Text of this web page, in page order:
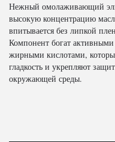
Нежный омолаживающий
высокую концентрацию
впитывается без липкой
Компонент богат
жирными кислотами,
гладкость и укрепляют
окружающей среды.